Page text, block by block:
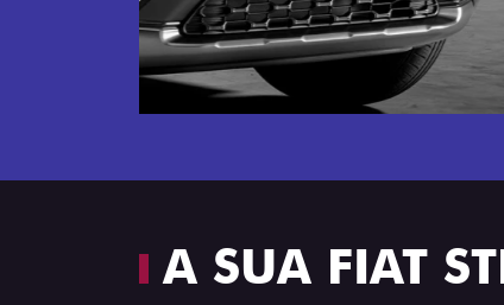
Espaço e conforto
A SUA FIAT